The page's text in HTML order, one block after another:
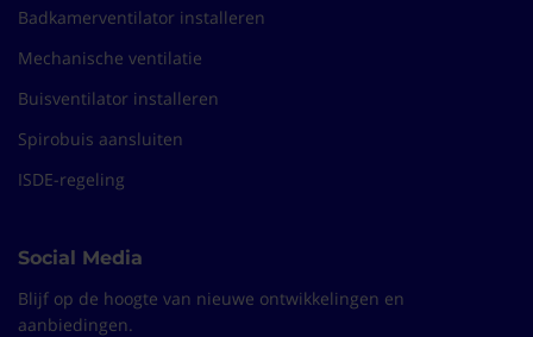
Badkamerventilator installeren
Mechanische ventilatie
Buisventilator installeren
Spirobuis aansluiten
ISDE-regeling
Social Media
Blijf op de hoogte van nieuwe ontwikkelingen en
aanbiedingen.